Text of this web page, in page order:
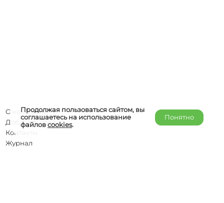
Продолжая пользоваться сайтом, вы
соглашаетесь на использование
файловcookies.
Понятно
О компании
Добавить объект
Контакты
Журнал